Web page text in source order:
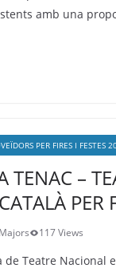
amb una
PER FIRES I FESTES
TENAC –
PER
117 Views
de Teatre Nacional